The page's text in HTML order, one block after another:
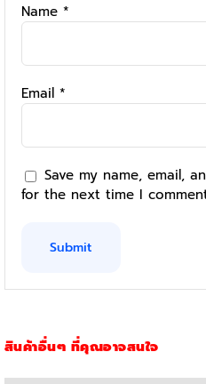
Name *
Email *
Save my name, email,
for the next time I
สินค้าอื่นๆ ที่คุณอาจสนใจ